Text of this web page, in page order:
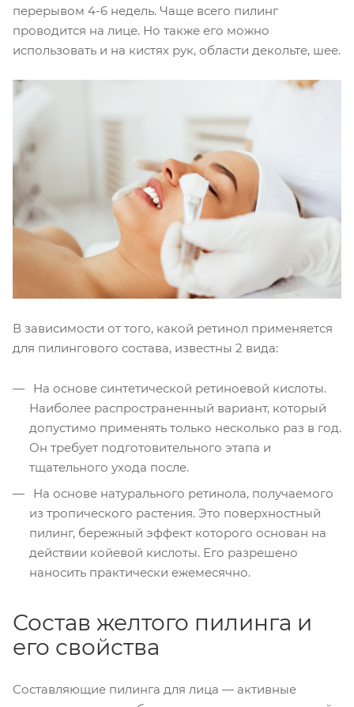
перерывом 4-6 недель. Чаще всего пилинг
проводится на лице. Но также его можно
использовать и на кистях рук, области декольте, шее.
В зависимости от того, какой ретинол применяется
для пилингового состава, известны 2 вида:
На основе синтетической ретиноевой кислоты.
Наиболее распространенный вариант, который
допустимо применять только несколько раз в год.
Он требует подготовительного этапа и
тщательного ухода после.
На основе натурального ретинола, получаемого
из тропического растения. Это поверхностный
пилинг, бережный эффект которого основан на
действии койевой кислоты. Его разрешено
наносить практически ежемесячно.
Состав желтого пилинга и
его свойства
Составляющие пилинга для лица — активные